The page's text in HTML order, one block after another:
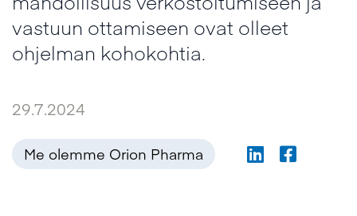
vastuun ottamiseen ovat olleet
ohjelman kohokohtia.
29.7.2024
Me olemme Orion Pharma